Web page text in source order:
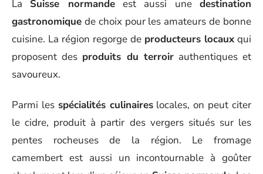
La Suisse normandeest aussi unedestination
gastronomique de choix pour les amateurs de bonne
cuisine. La région regorge de producteurs locaux qui
proposent des produits du terroirauthentiques et
savoureux.
Parmi les spécialités culinaireslocales, on peut citer
le cidre, produit à partir des vergers situés sur les
pentes rocheuses de la région. Le fromage
camembert est aussi un incontournable à goûter